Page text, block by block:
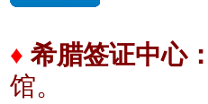
♦ 希腊签证中心：
馆。